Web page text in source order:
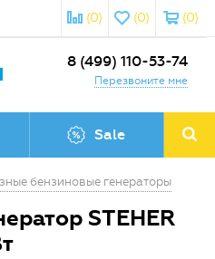
(0)
(0)
(0)
8 (499) 110-53-74
Перезвоните мне
Sale
бензиновые генераторы
STEHER